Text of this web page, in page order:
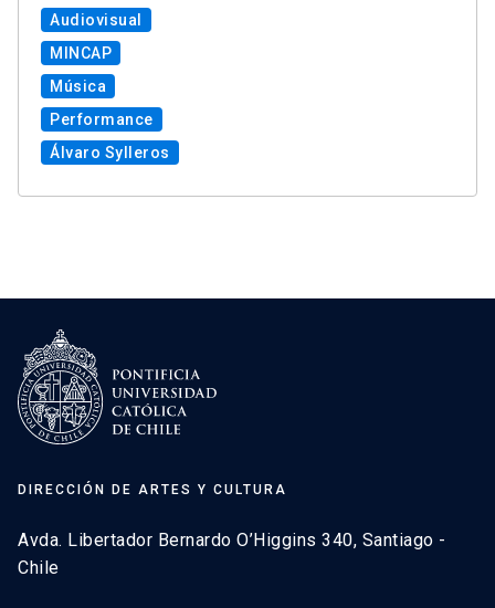
Audiovisual
MINCAP
Música
Performance
Álvaro Sylleros
DIRECCIÓN DE ARTES Y CULTURA
Avda. Libertador Bernardo O’Higgins 340, Santiago -
Chile